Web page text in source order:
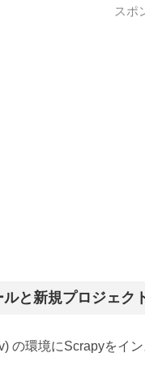
スポ
と新規プロジェク
の環境にScrapyをイ